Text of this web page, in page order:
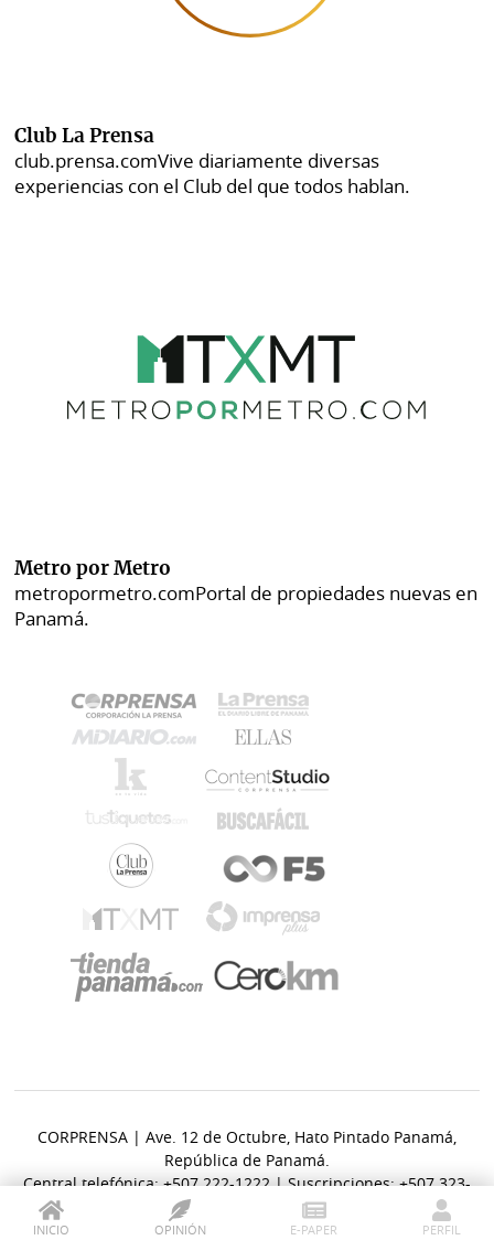
INICIO OPINIÓN E-PAPER PERFIL
Club La Prensa
club.prensa.comVive diariamente diversas
experiencias con el Club del que todos hablan.
Metro por Metro
metropormetro.comPortal de propiedades nuevas en
Panamá.
CORPRENSA | Ave. 12 de Octubre, Hato Pintado Panamá,
República de Panamá.
Central telefónica: +507 222-1222 | Suscripciones: +507 323-